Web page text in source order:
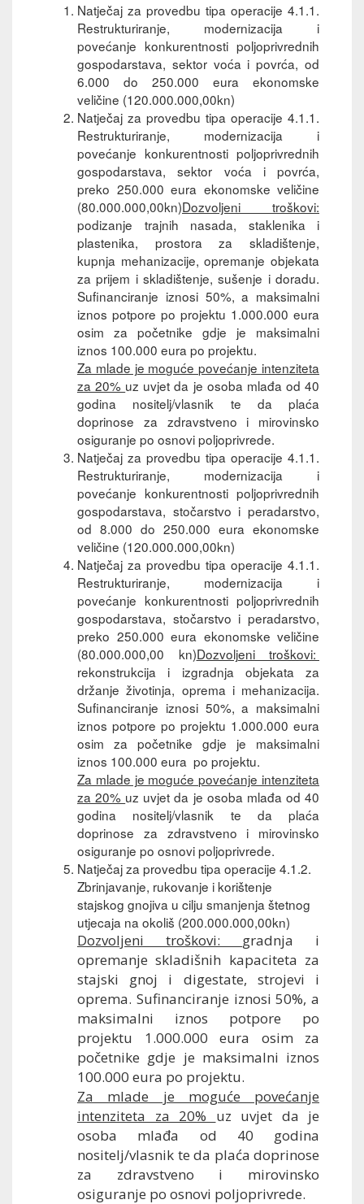
Natječaj za provedbu tipa operacije 4.1.1.
Restrukturiranje, modernizacija i
povećanje konkurentnosti poljoprivrednih
gospodarstava, sektor voća i povrća, od
6.000 do 250.000 eura ekonomske
veličine (120.000.000,00kn)
Natječaj za provedbu tipa operacije 4.1.1.
Restrukturiranje, modernizacija i
povećanje konkurentnosti poljoprivrednih
gospodarstava, sektor voća i povrća,
preko 250.000 eura ekonomske veličine
(80.000.000,00kn)Dozvoljeni troškovi:
podizanje trajnih nasada, staklenika i
plastenika, prostora za skladištenje,
kupnja mehanizacije, opremanje objekata
za prijem i skladištenje, sušenje i doradu.
Sufinanciranje iznosi 50%, a maksimalni
iznos potpore po projektu 1.000.000 eura
osim za početnike gdje je maksimalni
iznos 100.000 eura po projektu.
Za mlade je moguće povećanje intenziteta
za 20% uz uvjet da je osoba mlađa od 40
godina nositelj/vlasnik te da plaća
doprinose za zdravstveno i mirovinsko
osiguranje po osnovi poljoprivrede.
Natječaj za provedbu tipa operacije 4.1.1.
Restrukturiranje, modernizacija i
povećanje konkurentnosti poljoprivrednih
gospodarstava, stočarstvo i peradarstvo,
od 8.000 do 250.000 eura ekonomske
veličine (120.000.000,00kn)
Natječaj za provedbu tipa operacije 4.1.1.
Restrukturiranje, modernizacija i
povećanje konkurentnosti poljoprivrednih
gospodarstava, stočarstvo i peradarstvo,
preko 250.000 eura ekonomske veličine
(80.000.000,00 kn)Dozvoljeni troškovi:
rekonstrukcija i izgradnja objekata za
držanje životinja, oprema i mehanizacija.
Sufinanciranje iznosi 50%, a maksimalni
iznos potpore po projektu 1.000.000 eura
osim za početnike gdje je maksimalni
iznos 100.000 eura po projektu.
Za mlade je moguće povećanje intenziteta
za 20% uz uvjet da je osoba mlađa od 40
godina nositelj/vlasnik te da plaća
doprinose za zdravstveno i mirovinsko
osiguranje po osnovi poljoprivrede.
Natječaj za provedbu tipa operacije 4.1.2.
Zbrinjavanje, rukovanje i korištenje
stajskog gnojiva u cilju smanjenja štetnog
utjecaja na okoliš (200.000.000,00kn)
Dozvoljeni troškovi: gradnja i
opremanje skladišnih kapaciteta za
stajski gnoj i digestate, strojevi i
oprema. Sufinanciranje iznosi 50%, a
maksimalni iznos potpore po
projektu 1.000.000 eura osim za
početnike gdje je maksimalni iznos
100.000 eura po projektu.
Za mlade je moguće povećanje
intenziteta za 20% uz uvjet da je
osoba mlađa od 40 godina
nositelj/vlasnik te da plaća doprinose
za zdravstveno i mirovinsko
osiguranje po osnovi poljoprivrede.